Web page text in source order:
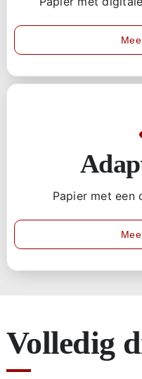
Papier met een
Volledig